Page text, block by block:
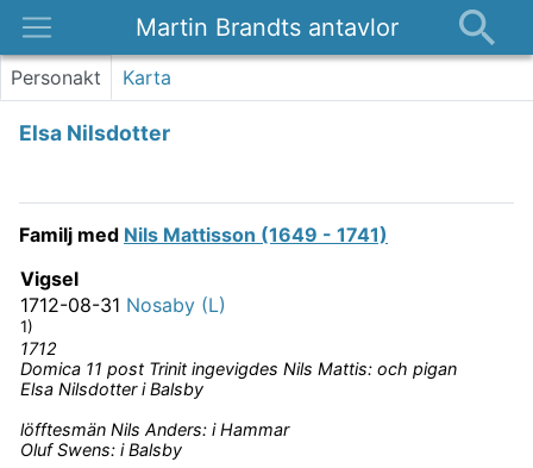
Martin Brandts antavlor
Platser
Personakt Karta
Elsa Nilsdotter
Familj med Nils Mattisson (1649 - 1741)
Vigsel
1712-08-31 Nosaby (L)
1)
1712
Domica 11 post Trinit ingevigdes Nils Mattis: och pigan
Elsa Nilsdotter i Balsby
löfftesmän Nils Anders: i Hammar
Oluf Swens: i Balsby